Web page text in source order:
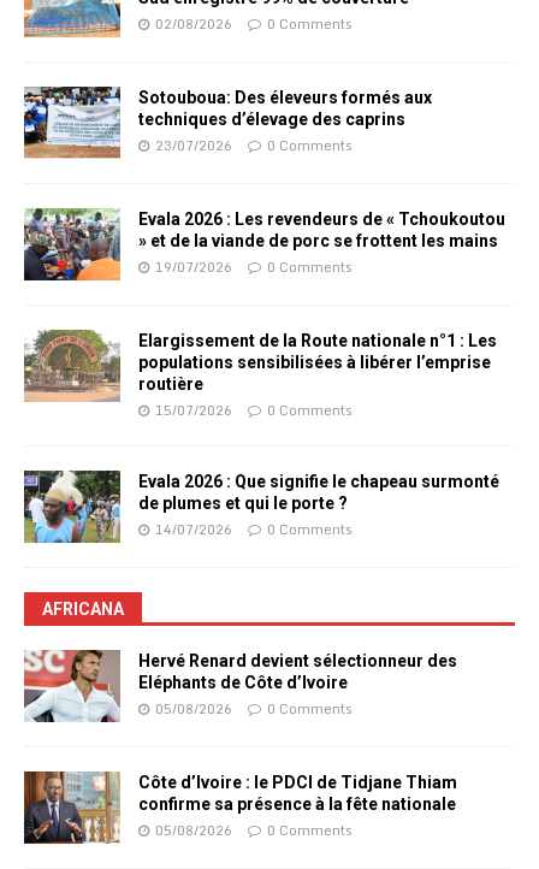
02/08/2026 0 Comments
Sotouboua: Des éleveurs formés aux
techniques d’élevage des caprins
23/07/2026 0 Comments
Evala 2026 : Les revendeurs de « Tchoukoutou
» et de la viande de porc se frottent les mains
19/07/2026 0 Comments
Elargissement de la Route nationale n°1 : Les
populations sensibilisées à libérer l’emprise
routière
15/07/2026 0 Comments
Evala 2026 : Que signifie le chapeau surmonté
de plumes et qui le porte ?
14/07/2026 0 Comments
AFRICANA
Hervé Renard devient sélectionneur des
Eléphants de Côte d’Ivoire
05/08/2026 0 Comments
Côte d’Ivoire : le PDCI de Tidjane Thiam
confirme sa présence à la fête nationale
05/08/2026 0 Comments